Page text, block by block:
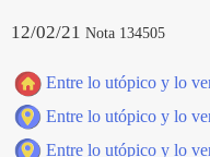
12/02/21 Nota 134505
Entre lo utópico y lo
Entre lo utópico y lo
Entre lo utópico y lo